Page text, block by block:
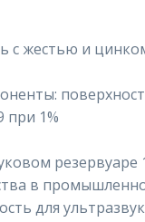
с жестью и
при 1%
резервуаре
в